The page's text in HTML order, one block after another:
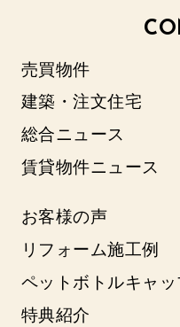
売買物件
建築・注文住宅
総合ニュース
賃貸物件ニュース
お客様の声
リフォーム施工例
ペットボトルキャ
特典紹介